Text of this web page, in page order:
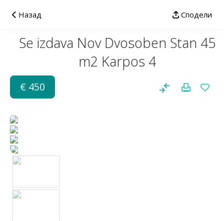
Назад Сподели
Se izdava Nov Dvosoben Stan 45
m2 Karpos 4
€ 450